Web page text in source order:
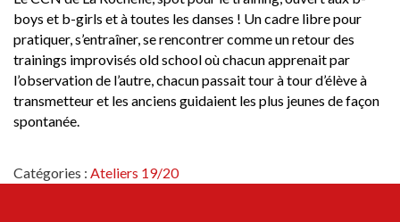
boys et b-girls et à toutes les danses ! Un cadre libre pour
pratiquer, s’entraîner, se rencontrer comme un retour des
trainings improvisés old school où chacun apprenait par
l’observation de l’autre, chacun passait tour à tour d’élève à
transmetteur et les anciens guidaient les plus jeunes de façon
spontanée.
Catégories : Ateliers 19/20